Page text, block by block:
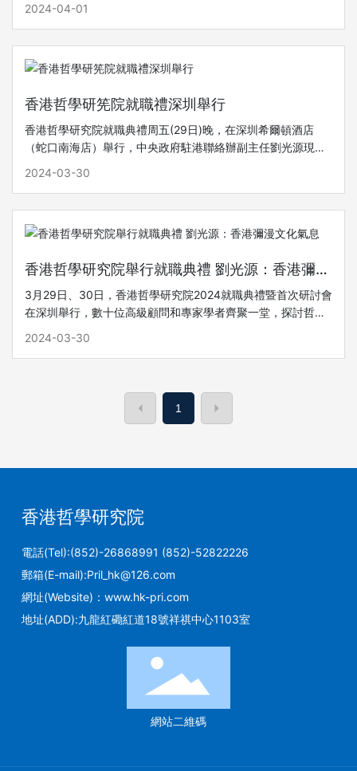
2024-04-01
香港哲學研筅院就職禮深圳舉行
香港哲學研究院就職典禮周五(29日)晚，在深圳希爾頓酒店
（蛇口南海店）舉行，中央政府駐港聯絡辦副主任劉光源現場
術交流中心的一大喜事。
2024-03-30
香港哲學研究院舉行就職典禮 劉光源：香港彌漫
文化氣息
3月29日、30日，香港哲學研究院2024就職典禮暨首次研討會
在深圳舉行，數十位高級顧問和專家學者齊聚一堂，探討哲學
2024-03-30
1
香港哲學研究院
電話(Tel):(852)-26868991 (852)-52822226
郵箱(E-mail):Pril_hk@126.com
網址(Website)：www.hk-pri.com
地址(ADD):九龍紅磡紅道18號祥祺中心1103室
網站二維碼